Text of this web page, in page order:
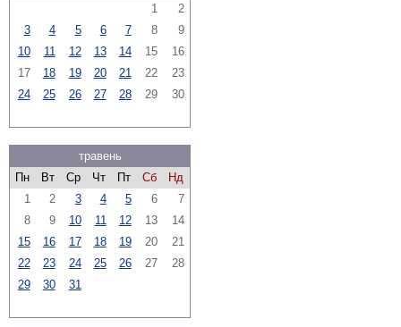
1
2
3
4 5 6 7 8
9
10
11 12 13 14 15
16
17
18 19 20 21 22
23
24
25 26 27 28 29 30
травень
Пн
Вт Ср Чт Пт Сб
Нд
1
2 3 4 5 6
7
8
9 10 11 12 13
14
15
16 17 18 19 20
21
22
23 24 25 26 27
28
29
30 31